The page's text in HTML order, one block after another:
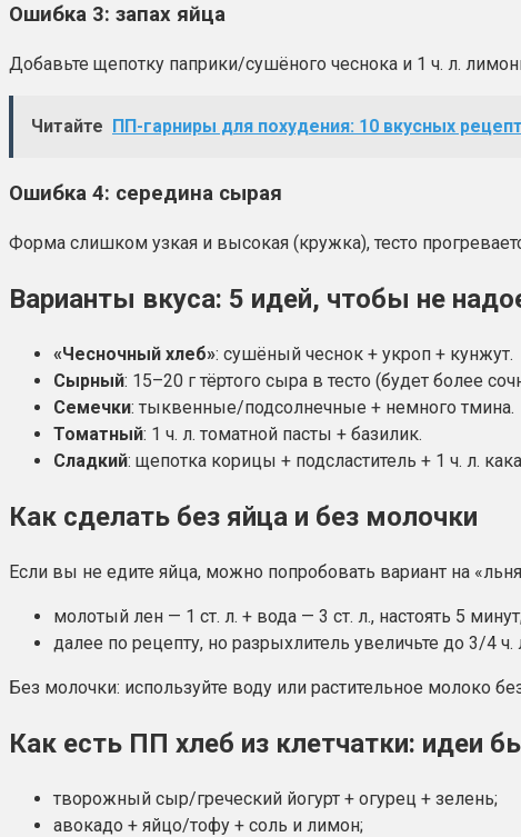
Ошибка 3: запах яйца
Добавьте щепотку паприки/сушёного чеснока и 1 ч. л.
Читайте ПП-гарниры для похудения: 10 вкусных
Ошибка 4: середина сырая
Форма слишком узкая и высокая (кружка), тесто
Варианты вкуса: 5 идей, чтобы не
«Чесночный хлеб»: сушёный чеснок + укроп + кунжут.
Сырный: 15–20 г тёртого сыра в тесто (будет более
Семечки: тыквенные/подсолнечные + немного тмина.
Томатный: 1 ч. л. томатной пасты + базилик.
Сладкий: щепотка корицы + подсластитель + 1 ч. л.
Как сделать без яйца и без молочки
Если вы не едите яйца, можно попробовать вариант на
молотый лен — 1 ст. л. + вода — 3 ст. л., настоять 5
далее по рецепту, но разрыхлитель увеличьте до 3/4
Без молочки: используйте воду или растительное молоко
Как есть ПП хлеб из клетчатки: идеи
творожный сыр/греческий йогурт + огурец + зелень;
авокадо + яйцо/тофу + соль и лимон;